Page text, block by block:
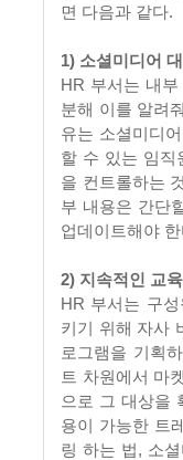
면 다음과 같다.
1) 소셜미디어
HR 부서는 내
분해 이를 알려
유는 소셜미디
할 수 있는 임직
을 컨트롤하는
부 내용은 간단
업데이트해야
2) 지속적인 교
HR 부서는 구
키기 위해 자사
로그램을 기획
트 차원에서 마
으로 그 대상을
용이 가능한 트
링 하는 법, 소